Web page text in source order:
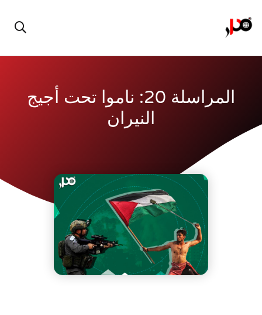
المراسلة 20: ناموا تحت أجيج
النيران